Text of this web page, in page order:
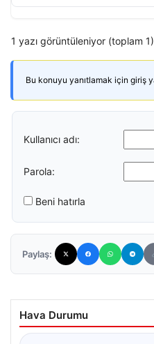
1 yazı görüntüleniyor (toplam 1)
Bu konuyu yanıtlamak için giriş
Kullanıcı adı:
Parola:
Beni hatırla
Paylaş:
Hava Durumu